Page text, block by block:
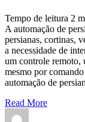
Tempo de leitura 2
A automação de
persianas, cortinas,
a necessidade de
um controle remoto,
mesmo por
automação de
Read More